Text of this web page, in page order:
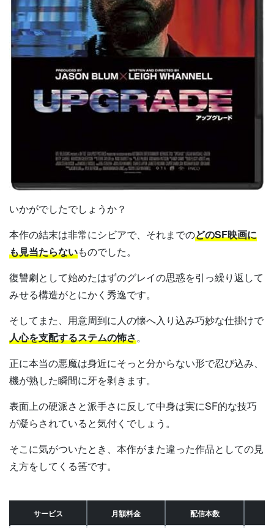
いかがでしたでしょうか？
本作の結末は非常にシビアで、それまでのどのSF映画に
も見当たらないものでした。
復讐劇として始めたはずのグレイの思惑を引っ繰り返して
みせる構造がとにかく秀逸です。
そしてまた、用意周到に人の懐へ入り込み巧妙な仕掛けで
人心を支配するステムの怖さ。
正に本当の悪魔は身近にそっと分からない形で忍び込み、
機が熟した瞬間に牙を剥きます。
表面上の硬派さと派手さに反して中身は実にSF的な技巧
が凝らされていると気付くでしょう。
そこに気がついたとき、本作がまた違った作品としての見
え方をしてくる筈です。
サービス 月額料金 配信本数